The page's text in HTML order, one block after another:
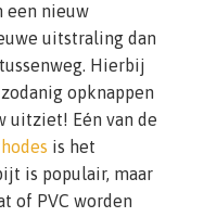
een nieuw
uitstraling dan
Hierbij
opknappen
uitziet! Eén van de
is het
is populair, maar
of PVC worden